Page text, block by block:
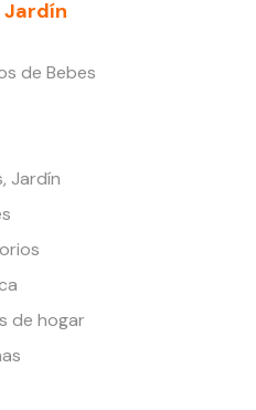
Jardín
de Bebes
Jardín
de hogar